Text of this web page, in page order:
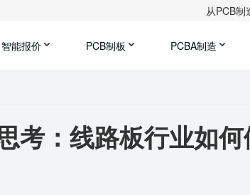
从PCB制
智能报价 PCB制板 PCBA制造
考：线路板行业如